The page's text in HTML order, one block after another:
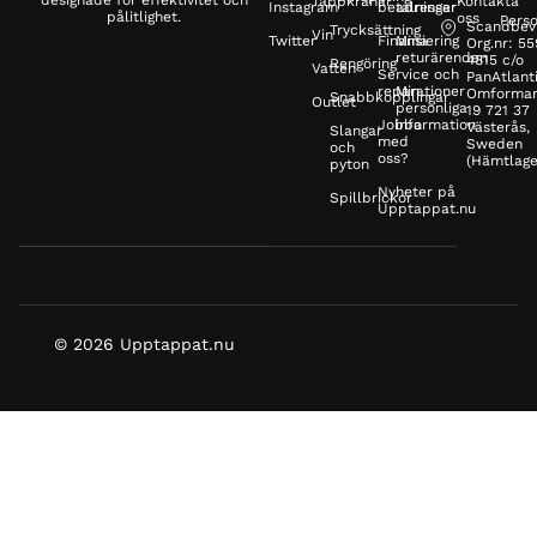
pålitlighet.
Instagram
TwitterVin
Vatten
Outlet
Trycksättning
Rengöring
Snabbkopplingar
Slangar
och
pyton
Spillbrickor
betalningar
Finansiering
Service och
reparationer
Jobba
med
oss?
Nyheter på
Upptappat.nu
adresser
Mina
returärenden
Min
personliga
information
Scandbev
Org.nr:
4815 c/o
19 721 37
Västerås,
Sweden
oss
© 2026 Upptappat.nu